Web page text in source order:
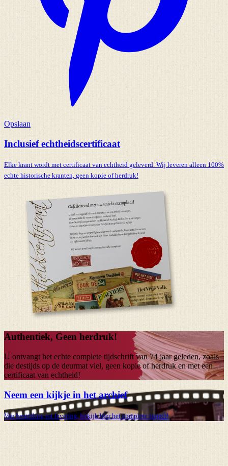
Opslaan
Inclusief echtheidscertificaat
Elke krant wordt met certificaat van echtheid geleverd. Wij leveren alleen 100%
echte historische kranten, geen kopie of herdruk!
Authentiek, Geen herdruk!
U ontvangt het echte complete tijdschrift van74 jaargeleden, zoals
die destijds op de deurmat viel, geen kopie of herdruk en met een
certificaat van echtheid!
Neem een kijkje in het archief
Van bestelling tot levering, bekijk hier het complete traject!